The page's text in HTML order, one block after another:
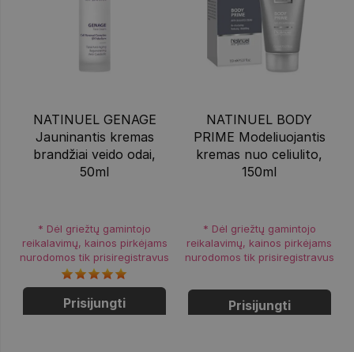
NATINUEL GENAGE
Jauninantis kremas
brandžiai veido odai,
50ml
* Dėl griežtų gamintojo
reikalavimų, kainos pirkėjams
nurodomos tik prisiregistravus
Prisijungti
NATINUEL BODY
PRIME Modeliuojantis
kremas nuo celiulito,
150ml
* Dėl griežtų gamintojo
reikalavimų, kainos pirkėjams
nurodomos tik prisiregistravus
Prisijungti